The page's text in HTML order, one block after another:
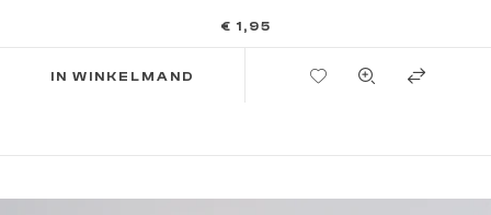
€ 1,95
IN WINKELMAND